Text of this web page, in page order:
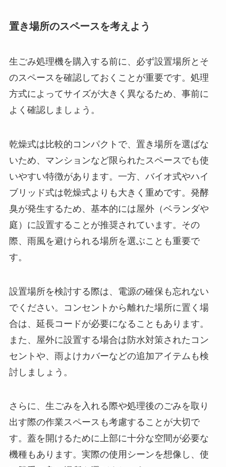
置き場所のスペースを考えよう
生ごみ処理機を購入する前に、必ず設置場所とそ
のスペースを確認しておくことが重要です。処理
方式によってサイズが大きく異なるため、事前に
よく確認しましょう。
乾燥式は比較的コンパクトで、置き場所を選ばな
いため、マンションなど限られたスペースでも使
いやすい特徴があります。一方、バイオ式やハイ
ブリッド式は乾燥式よりも大きく重めです。発酵
臭が発生するため、基本的には屋外（ベランダや
庭）に設置することが推奨されています。その
際、雨風を避けられる場所を選ぶことも重要で
す。
設置場所を検討する際は、電源の確保も忘れない
でください。コンセントから離れた場所に置く場
合は、延長コードが必要になることもあります。
また、屋外に設置する場合は防水対策されたコン
セントや、雨よけカバーなどの追加アイテムも検
討しましょう。
さらに、生ごみを入れる際や処理後のごみを取り
出す際の作業スペースも考慮することが大切で
す。蓋を開けるために上部に十分な空間が必要な
機種もあります。実際の使用シーンを想像し、使